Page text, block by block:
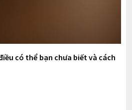
có thể bạn chưa biết và cách